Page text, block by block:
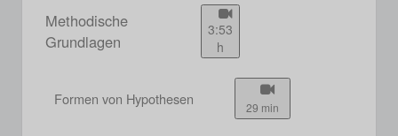
Methodische
Grundlagen
3:53
h
Formen von Hypothesen 29 min